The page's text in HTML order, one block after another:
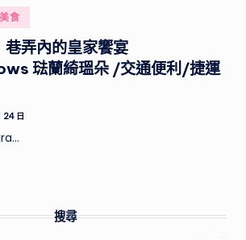
食
巷弄內的皇家饗宴
琺蘭綺瑥朵 /交通便利/捷運
24 日
搜尋